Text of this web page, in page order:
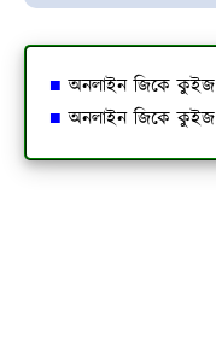
■অনলাইন জিকে কুইজ
■অনলাইন জিকে কুইজ